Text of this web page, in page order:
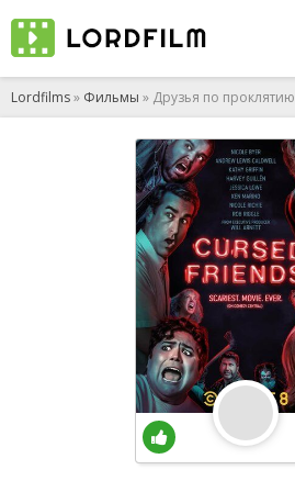
Lordfilms» Фильмы » Друзья по проклятию